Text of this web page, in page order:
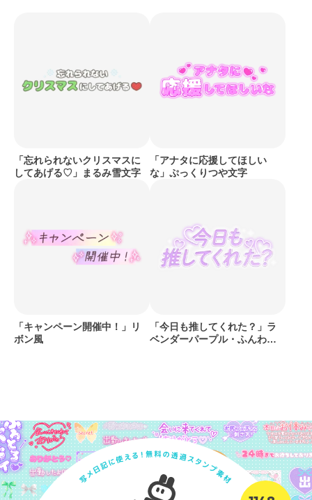
「忘れられないクリスマスに
してあげる♡」まるみ雪文字
「アナタに応援してほしい
な」ぷっくりつや文字
「キャンペーン開催中！」リ
ボン風
「今日も推してくれた？」ラ
ベンダーパープル・ふんわり